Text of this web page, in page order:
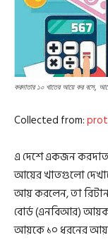
করদাতার ১০ খাতের আয়ে কর বসে,
Collected from:
এ দেশে একজন
আয়ের খাতগুলো
আয় করলেন, তা
বোর্ড (এনবিআর)
আয়কে ১০ ধরনের আয়